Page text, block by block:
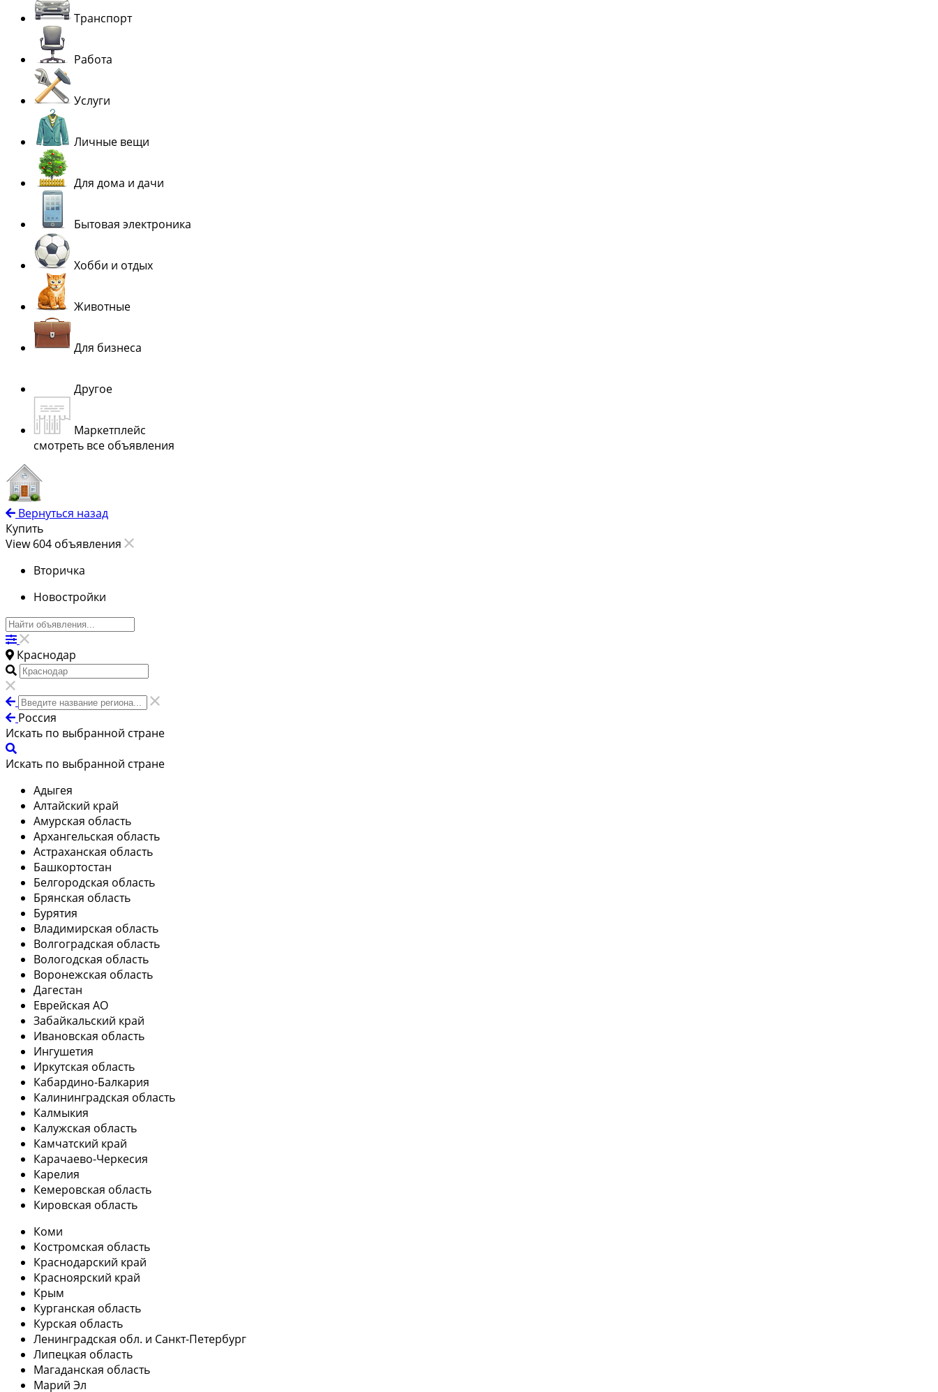
Транспорт
Работа
Услуги
Личные вещи
Для дома и дачи
Бытовая электроника
Хобби и отдых
Животные
Для бизнеса
Другое
Маркетплейс
смотреть все объявления
Вернуться назад
Купить
View 604 объявления
Вторичка
Новостройки
Краснодар
Россия
Искать по выбранной стране
Искать по выбранной стране
Адыгея
Алтайский край
Амурская область
Архангельская область
Астраханская область
Башкортостан
Белгородская область
Брянская область
Бурятия
Владимирская область
Волгоградская область
Вологодская область
Воронежская область
Дагестан
Еврейская АО
Забайкальский край
Ивановская область
Ингушетия
Иркутская область
Кабардино-Балкария
Калининградская область
Калмыкия
Калужская область
Камчатский край
Карачаево-Черкесия
Карелия
Кемеровская область
Кировская область
Коми
Костромская область
Краснодарский край
Красноярский край
Крым
Курганская область
Курская область
Ленинградская обл. и Санкт-Петербург
Липецкая область
Магаданская область
Марий Эл